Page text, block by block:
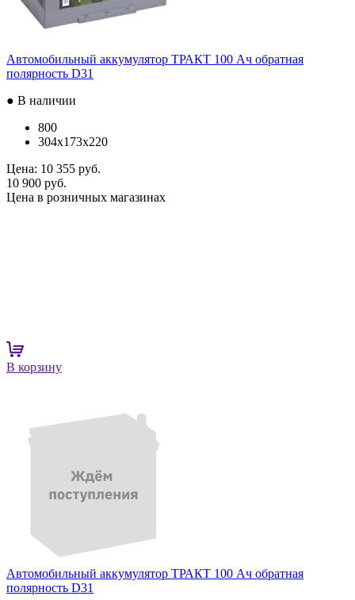
Автомобильный аккумулятор ТРАКТ 100 Ач обратная
полярность D31
● В наличии
800
304x173x220
Цена: 10 355 руб.
10 900 руб.
Цена в розничных магазинах
В корзину
Автомобильный аккумулятор ТРАКТ 100 Ач обратная
полярность D31